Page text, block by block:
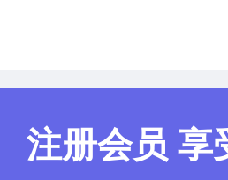
注册会员 享